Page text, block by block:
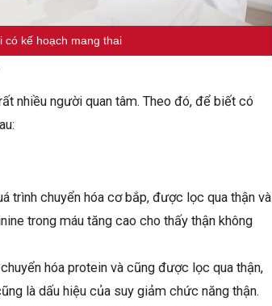
có kế hoạch mang thai
nhiều người quan tâm. Theo đó, để biết có
trình chuyển hóa cơ bắp, được lọc qua thận và
trong máu tăng cao cho thấy thận không
hóa protein và cũng được lọc qua thận,
là dấu hiệu của suy giảm chức năng thận.